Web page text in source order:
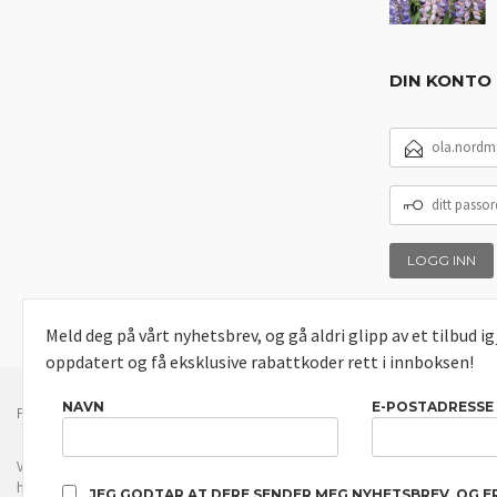
DIN KONTO
E-
POSTADRESSE
DITT
PASSORD
FRAKT KJØPSBETINGELSER SIKKERHET OG PERSONVERN
Vår nettbutikk bruker cookies slik at du får en bedre kjøpsopplevelse og vi kan
hovedsaklig til å lagre innloggingsdetaljer og huske hva du har puttet i
Meld deg på vårt nyhetsbrev, og gå aldri glipp av et tilbud
oppdatert og få eksklusive rabattkoder rett i innboksen!
NAVN E-POSTADRESSE